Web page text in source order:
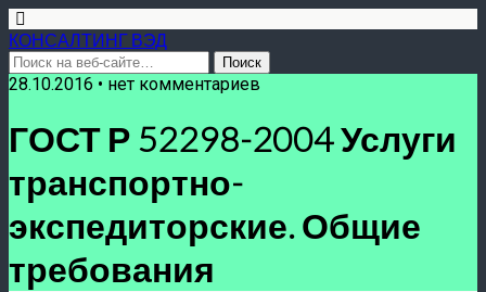
КОНСАЛТИНГ ВЭД
28.10.2016 • нет комментариев
ГОСТ Р 52298-2004 Услуги
транспортно-
экспедиторские. Общие
требования